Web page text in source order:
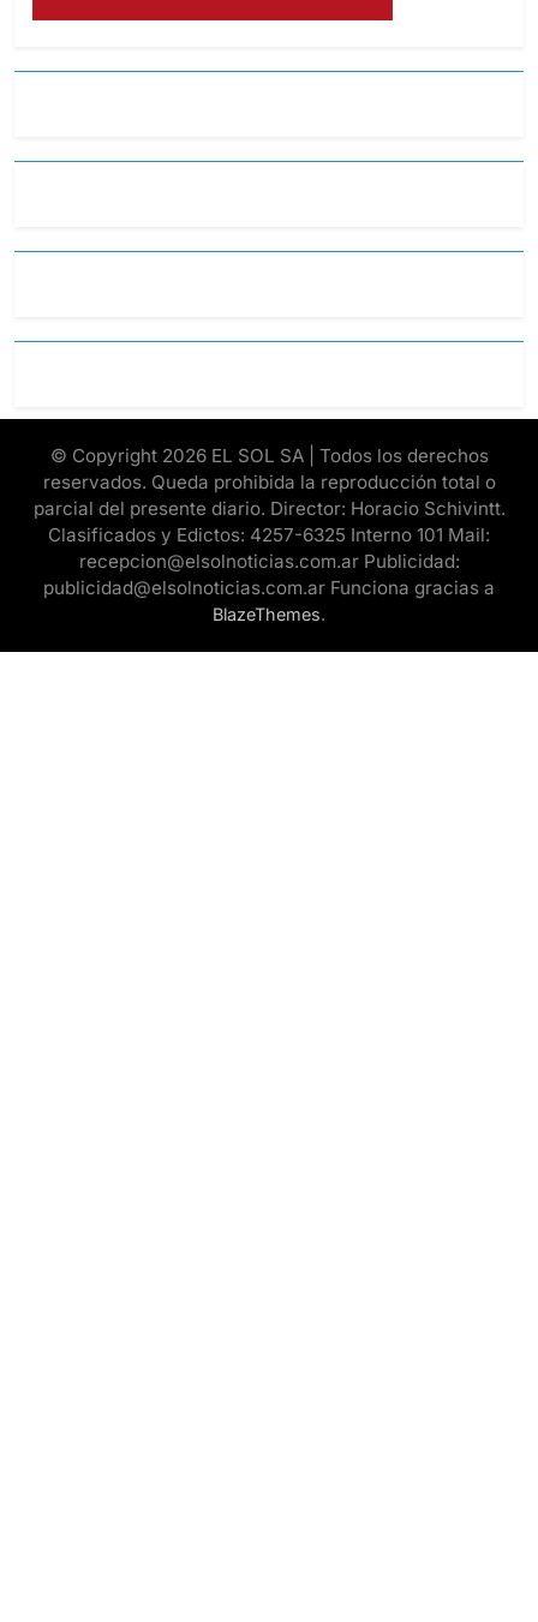
© Copyright 2026 EL SOL SA | Todos los derechos
reservados. Queda prohibida la reproducción total o
parcial del presente diario. Director: Horacio Schivintt.
Clasificados y Edictos: 4257-6325 Interno 101 Mail:
recepcion@elsolnoticias.com.ar Publicidad:
publicidad@elsolnoticias.com.ar Funciona gracias a
BlazeThemes.